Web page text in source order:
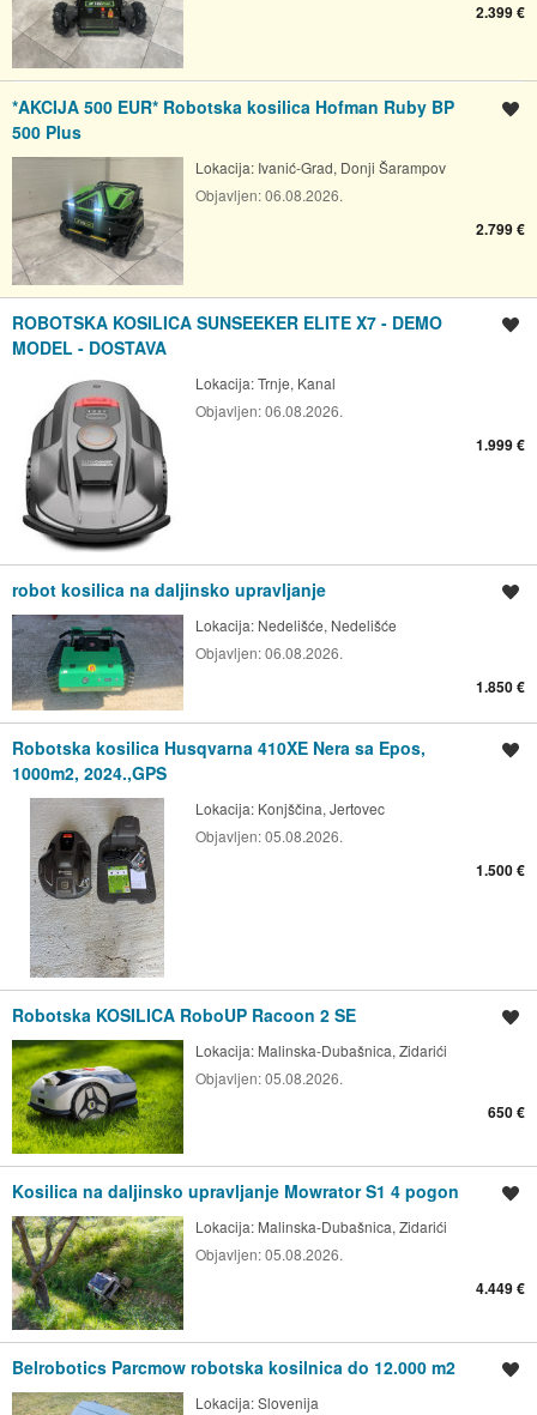
2.399 €
*AKCIJA 500 EUR* Robotska kosilica Hofman Ruby BP
500 Plus
Lokacija: Ivanić-Grad, Donji Šarampov
Objavljen:06.08.2026.
2.799 €
ROBOTSKA KOSILICA SUNSEEKER ELITE X7 - DEMO
MODEL - DOSTAVA
Lokacija:Trnje, Kanal
Objavljen:06.08.2026.
1.999 €
robot kosilica na daljinsko upravljanje
Lokacija: Nedelišće, Nedelišće
Objavljen:06.08.2026.
1.850 €
Robotska kosilica Husqvarna 410XE Nera sa Epos,
1000m2, 2024.,GPS
Lokacija: Konjščina, Jertovec
Objavljen:05.08.2026.
1.500 €
Robotska KOSILICA RoboUP Racoon 2 SE
Lokacija: Malinska-Dubašnica, Zidarići
Objavljen:05.08.2026.
650 €
Kosilica na daljinsko upravljanje Mowrator S1 4 pogon
Lokacija: Malinska-Dubašnica, Zidarići
Objavljen:05.08.2026.
4.449 €
Belrobotics Parcmow robotska kosilnica do 12.000 m2
Lokacija:Slovenija